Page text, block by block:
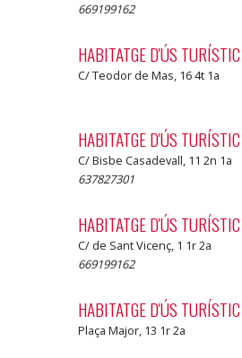
669199162
HABITATGE D'ÚS TURÍSTIC
C/ Teodor de Mas, 16 4t 1a
HABITATGE D'ÚS TURÍSTIC
C/ Bisbe Casadevall, 11 2n 1a
637827301
HABITATGE D'ÚS TURÍSTIC
C/ de Sant Vicenç, 1 1r 2a
669199162
HABITATGE D'ÚS TURÍSTIC
Plaça Major, 13 1r 2a